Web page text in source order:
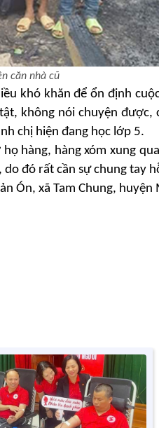
căn nhà cũ
khó khăn để ổn định
không nói chuyện được,
chị hiện đang học lớp 5.
hàng, hàng xóm xung
do đó rất cần sự chung tay
ản Ón, xã Tam Chung, huyện